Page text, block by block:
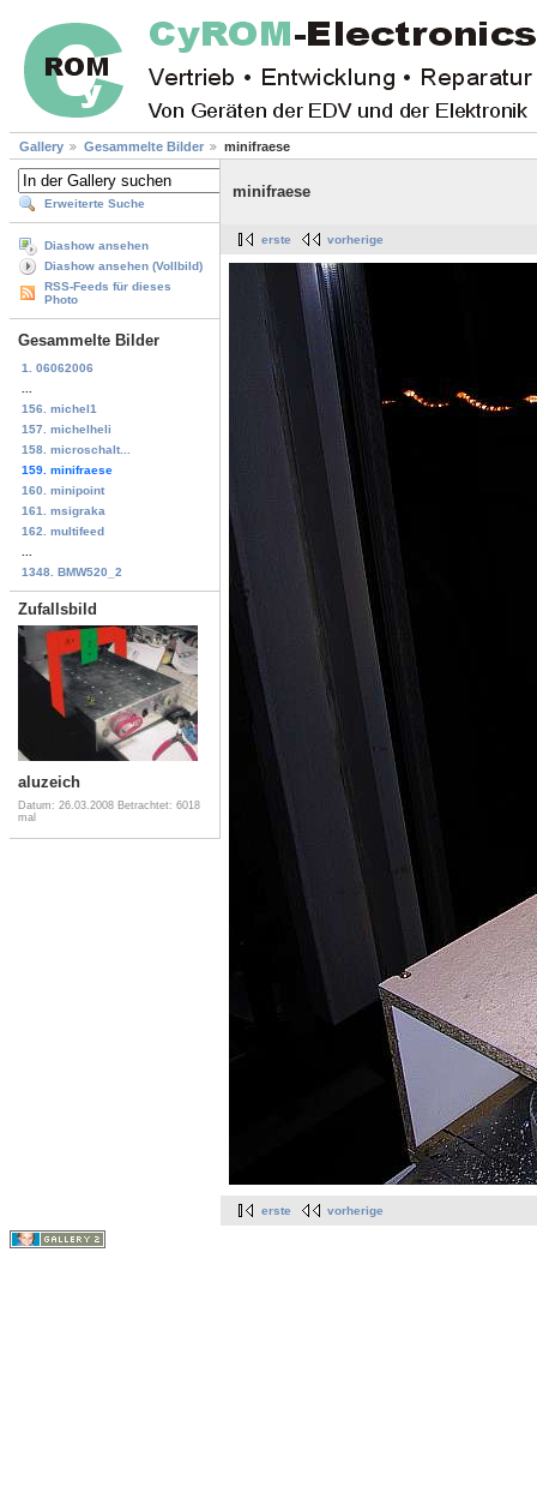
Gallery Gesammelte Bilder minifraese
Erweiterte Suche
Diashow ansehen
Diashow ansehen (Vollbild)
RSS-Feeds für dieses
Photo
Gesammelte Bilder
1. 06062006
156. michel1
157. michelheli
158. microschalt...
159. minifraese
160. minipoint
161. msigraka
162. multifeed
1348. BMW520_2
Zufallsbild
aluzeich
Datum: 26.03.2008 Betrachtet: 6018
mal
minifraese
erste vorherige
erste vorherige